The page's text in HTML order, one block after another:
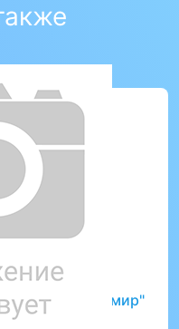
"Подводный мир"